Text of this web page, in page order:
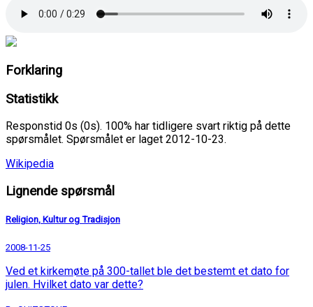
Forklaring
Statistikk
Responstid 0s (0s). 100% har tidligere svart riktig på dette
spørsmålet. Spørsmålet er laget 2012-10-23.
Wikipedia
Lignende spørsmål
Religion, Kultur og Tradisjon
2008-11-25
Ved et kirkemøte på 300-tallet ble det bestemt et dato for
julen. Hvilket dato var dette?